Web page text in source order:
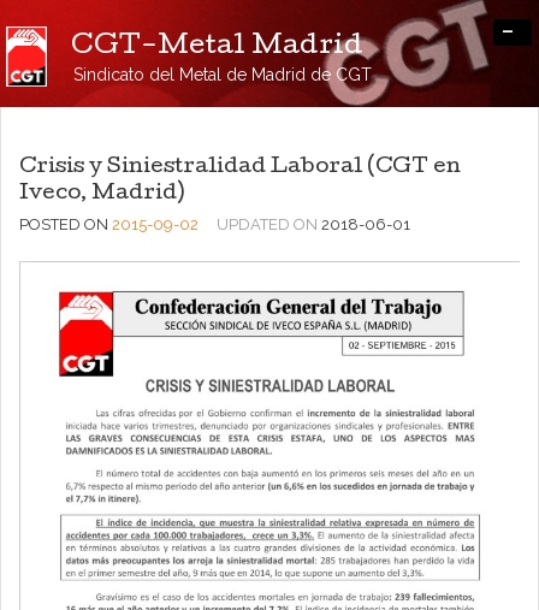
CGT-Metal Madrid
Sindicato del Metal de Madrid de CGT
-
Crisis y Siniestralidad Laboral (CGT en
Iveco, Madrid)
POSTED ON 2015-09-02 UPDATED ON 2018-06-01